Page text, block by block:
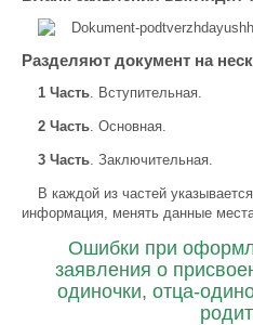
Разделяют документ на
1 Часть. Вступительная.
2 Часть. Основная.
3 Часть. Заключительная.
В каждой из частей
информация, менять данные
Ошибки при
заявления о
одиночки, отца-